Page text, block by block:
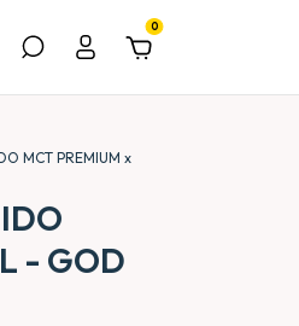
Contacto
0
MCT PREMIUM x
- GOD